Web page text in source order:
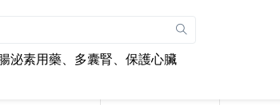
泌素用藥、 多囊腎、 保護心臟